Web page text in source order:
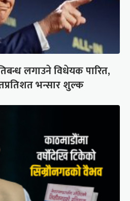
लगाउने विधेयक पारित,
भन्सार शुल्क